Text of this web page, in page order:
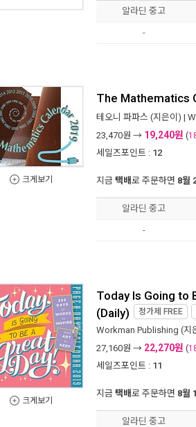
알라딘 중고
-
크게보기
The Mathematics
테오니 파파스 (지은이) |
23,470원 → 19,240원 (
세일즈포인트 : 12
지금 택배로 주문하면 8월
알라딘 중고
-
크게보기
Today Is Going to
(Daily) 정가제 FREE
Workman Publishing (지
27,160원 → 22,270원 (
세일즈포인트 : 11
지금 택배로 주문하면 8월
알라딘 중고